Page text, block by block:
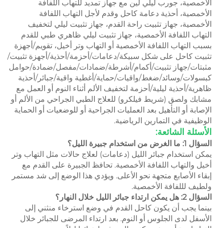
الأخمصية، جورب ليلي لين مع جهاز تمديد للتهاب اللفافة
الأخمصية، أحذية دعامة كاحل وقدم لأجل التهاب اللفافة
الأخمصية، جهاز تثبيت راحة القدم، جهاز تثبيت ليلي لتخفيف
التهاب اللفافة الأخمصية، جهاز تثبيت ليلي ظاهري طبي للقدم
بسبب التهاب اللفافة الأخمصية أو التهاب وتر أخيل، تقويم/أجهزة
تثبيت كاحل على شكل سبيكة/دعامات/أحزمة/أحذية/أجهزة تثبيت/
مثبتات/جهاز تثبيت/أكمام/أشرطة/ضمادات/مفصل/ضمادة/حوامل
كبسولات/وسائد/ضغط/واقيات/حماية/أغطية واقية/جبائر/أحذية
ظاهرية/أحذية ليلية/أحزمة لتخفيف الألم أثناء النوم أو العمل مع
مشابك ولصق (شريط فيلكرو) للعلاج الطبي الجراحي من الألم أو
الإصابة أو التأهيل بعد العمليات الجراحية أو للوضعيات أو الحماية
الوظيفية في التمارين الرياضية.
الأسئلة الشائعة:
السؤال 1: ما الغرض من استخدام جبيرة الليل؟
يمكن استخدام جبائر الليل (دعامات) لعلاج حالات مثل التهاب وتر
أخيل والتهاب اللفافة الأخمصية. تحافظ الجبيرة على القدم مع
إبقاء الأصابع متجهة نحو الأعلى. ويؤدي هذا الوضع إلى شد مستمر
ولطيف لللفافة الأخمصية.
السؤال 2: هل يمكن ارتداء جبائر الليل خلال النهار؟
بينما يجب أن يكون كاحل القدم في وضع استرخاء منثني إلى
الأسفل لدى الجلوس أو النوم. بعد ارتداء المرضى للجبائر خلال